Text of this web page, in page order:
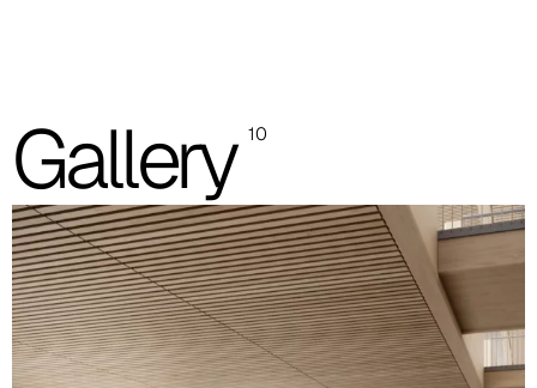
Carcasa de polipropileno con asiento y respaldo tapizados
Carcasa PLUS totalmente tapizada monocolor
Carcasa PLUS totalmente tapizada bicolor
Bancada de acero pintado aluminio
Pie de acero pintado aluminio
Gallery 10